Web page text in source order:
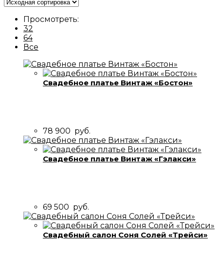
Просмотреть:
32
64
Все
Свадебное платье Винтаж «Бостон»
78 900 руб.
Свадебное платье Винтаж «Гэлакси»
69 500 руб.
Свадебный салон Соня Солей «Трейси»